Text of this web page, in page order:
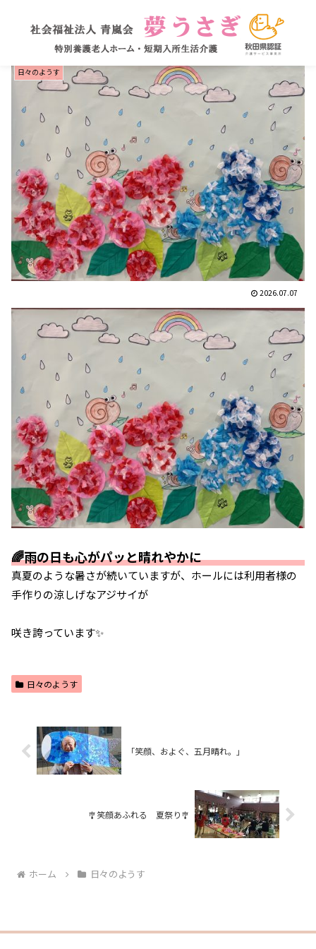
日々のようす
2026.07.07
🌈雨の日も心がパッと晴れやかに
真夏のような暑さが続いていますが、ホールには利用者様の
手作りの涼しげなアジサイが
咲き誇っています✨
日々のようす
「笑顔、およぐ、五月晴れ。」
🎐笑顔あふれる 夏祭り🎐
ホーム 日々のようす